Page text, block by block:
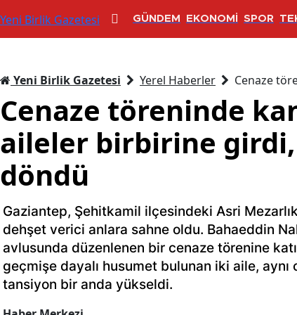
GÜNDEM EKONOMİ SPOR
Yeni Birlik Gazetesi Yerel Haberler Cenaze
Cenaze töreninde
aileler birbirine girdi,
döndü
Gaziantep, Şehitkamil ilçesindeki Asri
dehşet verici anlara sahne oldu. Bahaeddin
avlusunda düzenlenen bir cenaze törenine
geçmişe dayalı husumet bulunan iki aile, aynı
tansiyon bir anda yükseldi.